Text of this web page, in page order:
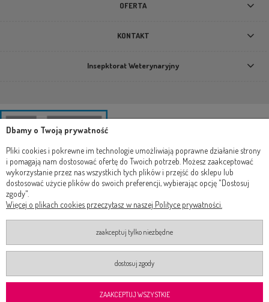
OFERTA
KONTAKT
Insepktorat Weterynaryjny
2019-2024 Wszelkie prawa zastrzeżone ®RealizacjaOnisoftShoper.pl
Dbamy o Twoją prywatność
Pliki cookies i pokrewne im technologie umożliwiają poprawne działanie strony
i pomagają nam dostosować ofertę do Twoich potrzeb. Możesz zaakceptować
wykorzystanie przez nas wszystkich tych plików i przejść do sklepu lub
dostosować użycie plików do swoich preferencji, wybierając opcję "Dostosuj
zgody".
Więcej o plikach cookies przeczytasz w naszej Polityce prywatności.
zaakceptuj tylko niezbędne
dostosuj zgody
ZAAKCEPTUJ WSZYSTKIE